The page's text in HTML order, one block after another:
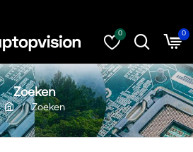
0 0
Zoeken
Zoeken